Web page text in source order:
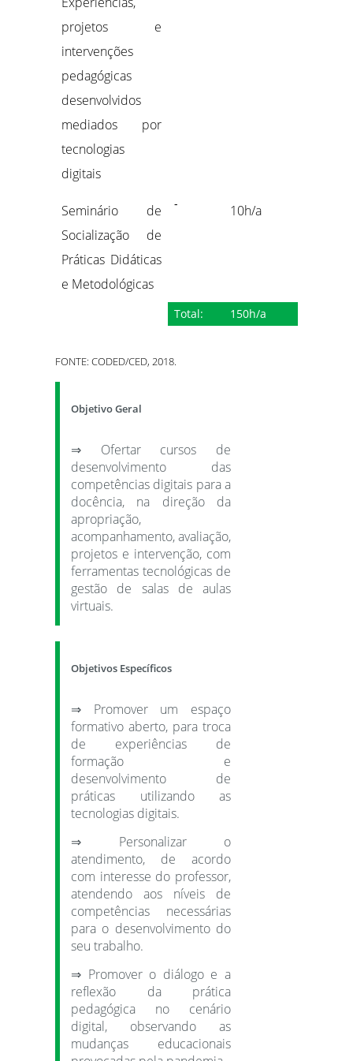
projetos e
intervenções
pedagógicas
desenvolvidos
mediados por
tecnologias
digitais
Seminário de
Socialização de
Práticas Didáticas
e Metodológicas
- 10h/a
Total: 150h/a
FONTE: CODED/CED, 2018.
Objetivo Geral
⇒ Ofertar cursos de
desenvolvimento das
competências digitais para a
docência, na direção da
apropriação,
acompanhamento, avaliação,
projetos e intervenção, com
ferramentas tecnológicas de
gestão de salas de aulas
virtuais.
Objetivos Específicos
⇒ Promover um espaço
formativo aberto, para troca
de experiências de
formação e
desenvolvimento de
práticas utilizando as
tecnologias digitais.
⇒ Personalizar o
atendimento, de acordo
com interesse do professor,
atendendo aos níveis de
competências necessárias
para o desenvolvimento do
seu trabalho.
⇒ Promover o diálogo e a
reflexão da prática
pedagógica no cenário
digital, observando as
mudanças educacionais